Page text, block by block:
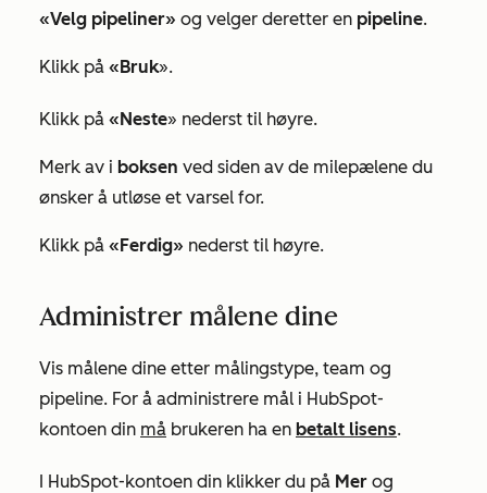
«Velg pipeliner» og velger deretter en pipeline.
Klikk på «Bruk».
Klikk på «Neste» nederst til høyre.
Merk av i boksen ved siden av de milepælene du
ønsker å utløse et varsel for.
Klikk på «Ferdig» nederst til høyre.
Administrer målene dine
Vis målene dine etter målingstype, team og
pipeline. For å administrere mål i HubSpot-
kontoen din må brukeren ha en betalt lisens.
I HubSpot-kontoen din klikker du på Mer og